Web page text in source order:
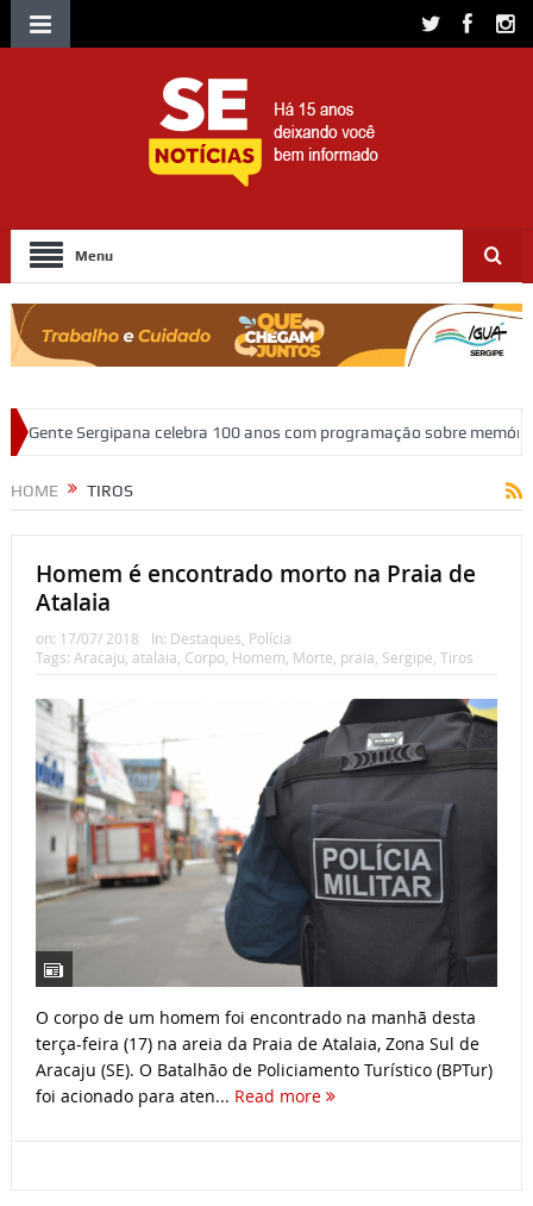
Menu
anos com programação sobre memória, educação e patrimônio
HOME TIROS
Homem é encontrado morto na Praia de
Atalaia
on: 17/07/ 2018 In: Destaques, Polícia
Tags: Aracaju, atalaia, Corpo, Homem, Morte, praia, Sergipe, Tiros
O corpo de um homem foi encontrado na manhã desta
terça-feira (17) na areia da Praia de Atalaia, Zona Sul de
Aracaju (SE). O Batalhão de Policiamento Turístico (BPTur)
foi acionado para aten... Read more